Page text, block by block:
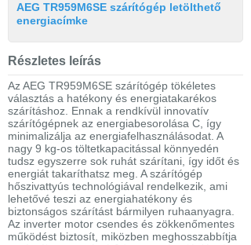
AEG TR959M6SE szárítógép letölthető
energiacímke
Részletes leírás
Az AEG TR959M6SE szárítógép tökéletes
választás a hatékony és energiatakarékos
szárításhoz. Ennak a rendkívül innovatív
szárítógépnek az energiabesorolása C, így
minimalizálja az energiafelhasználásodat. A
nagy 9 kg-os töltetkapacitással könnyedén
tudsz egyszerre sok ruhát szárítani, így időt és
energiát takaríthatsz meg. A szárítógép
hőszivattyús technológiával rendelkezik, ami
lehetővé teszi az energiahatékony és
biztonságos szárítást bármilyen ruhaanyagra.
Az inverter motor csendes és zökkenőmentes
működést biztosít, miközben meghosszabbítja